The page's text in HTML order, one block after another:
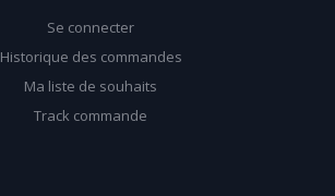
Se connecter
Historique des commandes
Ma liste de souhaits
Track commande